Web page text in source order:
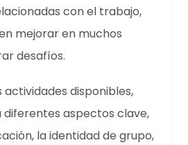
con el trabajo,
mejorar en muchos
desafíos.
actividades disponibles,
aspectos clave,
la identidad de grupo,